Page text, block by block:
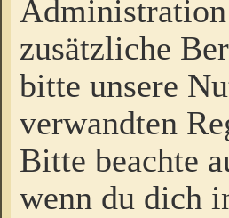
zusätzliche
bitte unsere
verwandten
Bitte beachte
wenn du dich